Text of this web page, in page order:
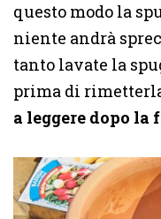
questo modo la
niente andrà
tanto lavate la
prima di
a leggere dopo la